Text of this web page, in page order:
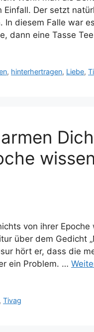
Der setzt
diesem Falle war
dann eine Tasse
, hinterhertragen, Liebe,
von ihrer
über dem Gedicht
hört er, dass die
ein Problem. …
Tivag